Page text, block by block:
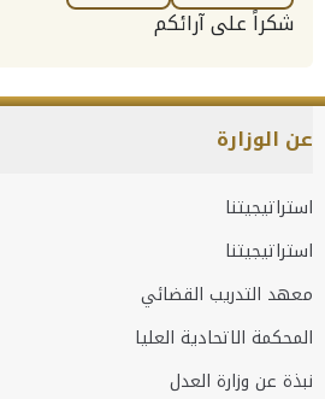
شكراً على آرائكم
عن الوزارة
استراتيجيتنا
استراتيجيتنا
معهد التدريب القضائي
المحكمة الاتحادية العليا
نبذة عن وزارة العدل